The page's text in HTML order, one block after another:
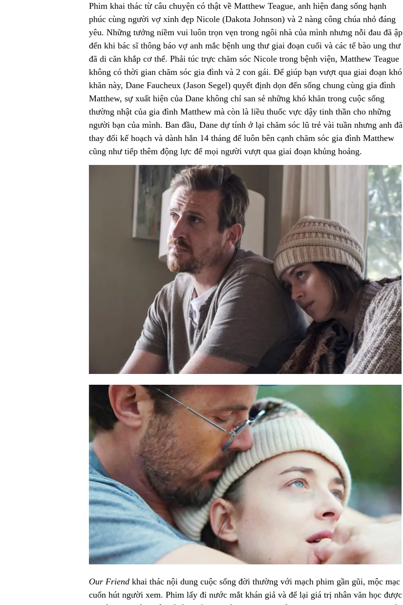
Phim khai thác từ câu chuyện có thật về Matthew Teague, anh hiện đang sống hạnh
phúc cùng người vợ xinh đẹp Nicole (Dakota Johnson) và 2 nàng công chúa nhỏ đáng
yêu. Những tưởng niềm vui luôn trọn vẹn trong ngôi nhà của mình nhưng nỗi đau đã ập
đến khi bác sĩ thông báo vợ anh mắc bệnh ung thư giai đoạn cuối và các tế bào ung thư
đã di căn khắp cơ thể. Phải túc trực chăm sóc Nicole trong bệnh viện, Matthew Teague
không có thời gian chăm sóc gia đình và 2 con gái. Để giúp bạn vượt qua giai đoạn khó
khăn này, Dane Faucheux (Jason Segel) quyết định dọn đến sống chung cùng gia đình
Matthew, sự xuất hiện của Dane không chỉ san sẻ những khó khăn trong cuộc sống
thường nhật của gia đình Matthew mà còn là liều thuốc vực dậy tinh thần cho những
người bạn của mình. Ban đầu, Dane dự tính ở lại chăm sóc lũ trẻ vài tuần nhưng anh đã
thay đổi kế hoạch và dành hẳn 14 tháng để luôn bên cạnh chăm sóc gia đình Matthew
cũng như tiếp thêm động lực để mọi người vượt qua giai đoạn khủng hoảng.
Our Friend khai thác nội dung cuộc sống đời thường với mạch phim gần gũi, mộc mạc
cuốn hút người xem. Phim lấy đi nước mắt khán giả và để lại giá trị nhân văn học được